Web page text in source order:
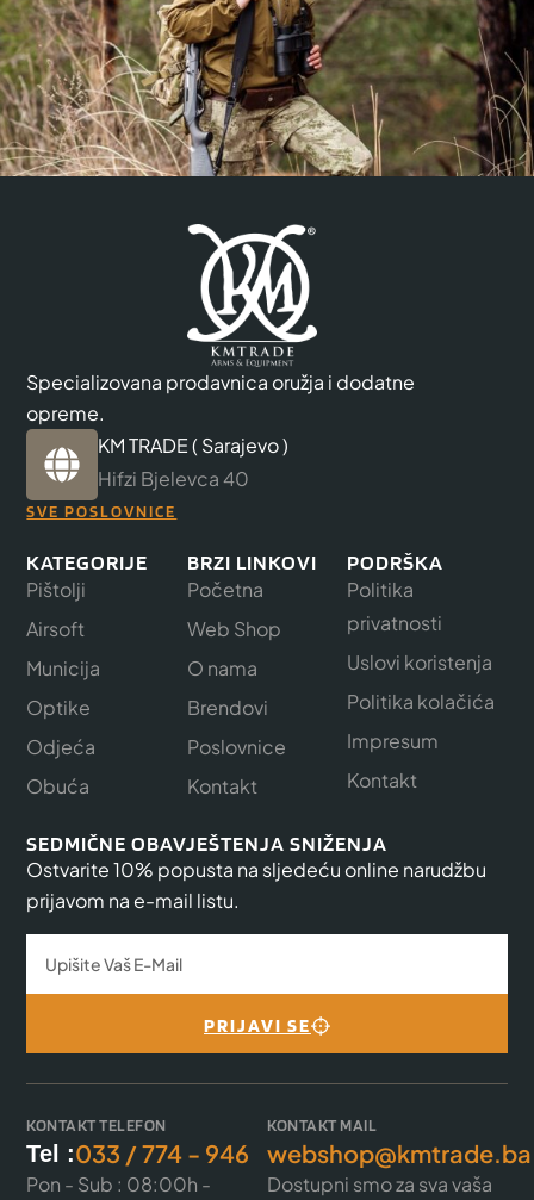
Specializovana prodavnica oružja i dodatne
opreme.
KM TRADE ( Sarajevo )
Hifzi Bjelevca 40
SVE POSLOVNICE
KATEGORIJE
Pištolji
Airsoft
Municija
Optike
Odjeća
Obuća
BRZI LINKOVI
Početna
Web Shop
O nama
Brendovi
Poslovnice
Kontakt
PODRŠKA
Politika
privatnosti
Uslovi koristenja
Politika kolačića
Impresum
Kontakt
SEDMIČNE OBAVJEŠTENJA SNIŽENJA
Ostvarite 10% popusta na sljedeću online narudžbu
prijavom na e-mail listu.
PRIJAVI SE
KONTAKT TELEFON
Tel :033 / 774 - 946
Pon - Sub : 08:00h -
KONTAKT MAIL
webshop@kmtrade.ba
Dostupni smo za sva vaša